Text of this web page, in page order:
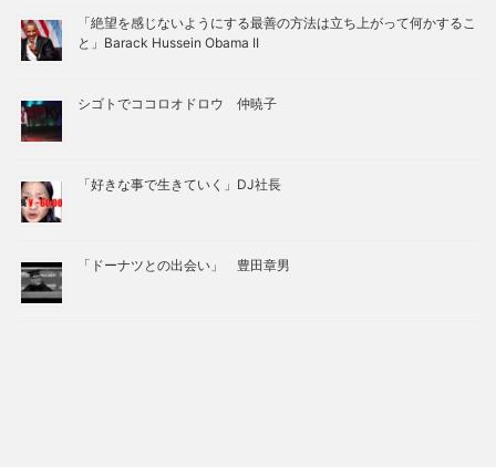
「絶望を感じないようにする最善の方法は立ち上がって何かするこ
と」Barack Hussein Obama II
シゴトでココロオドロウ 仲暁子
「好きな事で生きていく」DJ社長
「ドーナツとの出会い」 豊田章男